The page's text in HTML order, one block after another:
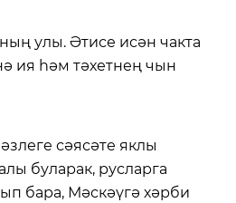
улы. Әтисе исән чакта
ия һәм тәхетнең чын
сәясәте яклы
буларак, русларга
бара, Мәскәүгә хәрби